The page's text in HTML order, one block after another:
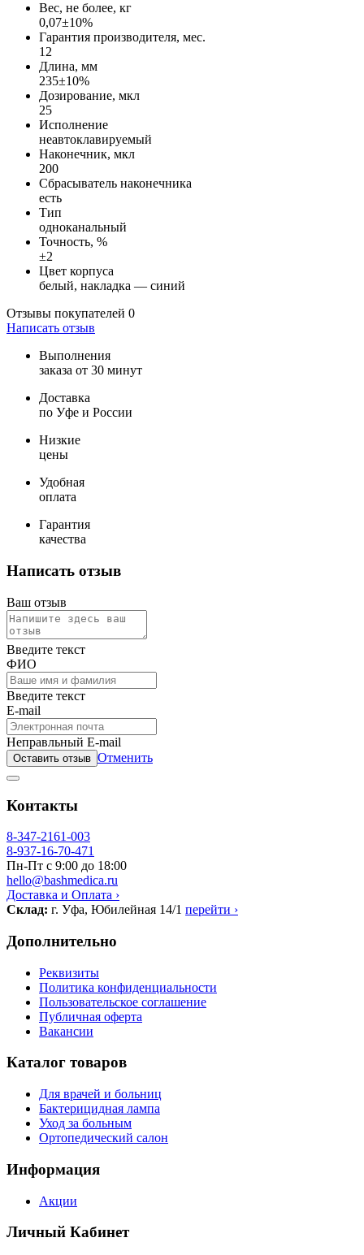
Вес, не более, кг
0,07±10%
Гарантия производителя, мес.
12
Длина, мм
235±10%
Дозирование, мкл
25
Исполнение
неавтоклавируемый
Наконечник, мкл
200
Сбрасыватель наконечника
есть
Тип
одноканальный
Точность, %
±2
Цвет корпуса
белый, накладка — синий
Отзывы покупателей 0
Написать отзыв
Выполнения
заказа от 30 минут
Доставка
по Уфе и России
Низкие
цены
Удобная
оплата
Гарантия
качества
Написать отзыв
Ваш отзыв
Введите текст
ФИО
Введите текст
E-mail
Неправльный E-mail
Оставить отзыв Отменить
Контакты
8-347-2161-003
8-937-16-70-471
Пн-Пт с 9:00 до 18:00
hello@bashmedica.ru
Доставка и Оплата ›
Склад: г. Уфа, Юбилейная 14/1 перейти ›
Дополнительно
Реквизиты
Политика конфиденциальности
Пользовательское соглашение
Публичная оферта
Вакансии
Каталог товаров
Для врачей и больниц
Бактерицидная лампа
Уход за больным
Ортопедический салон
Информация
Акции
Личный Кабинет